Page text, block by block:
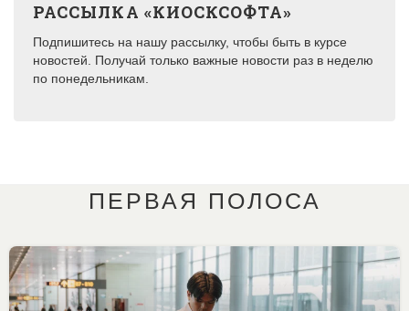
РАССЫЛКА «КИОСКСОФТА»
Подпишитесь на нашу рассылку, чтобы быть в курсе
новостей. Получай только важные новости раз в неделю
по понедельникам.
ПЕРВАЯ ПОЛОСА